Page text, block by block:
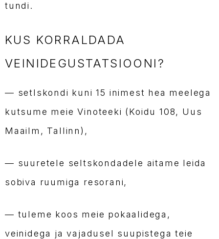
tundi.
KUS KORRALDADA
VEINIDEGUSTATSIOONI?
— setlskondi kuni 15 inimest hea meelega
kutsume meie Vinoteeki (Koidu 108, Uus
Maailm, Tallinn),
— suuretele seltskondadele aitame leida
sobiva ruumiga resorani,
— tuleme koos meie pokaalidega,
veinidega ja vajadusel suupistega teie